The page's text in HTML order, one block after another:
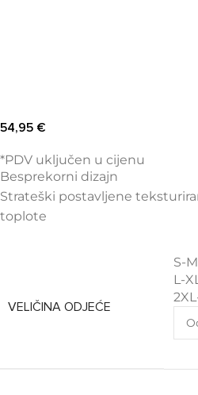
54,95 €
*PDV uključen u cijenu
Besprekorni dizajn
Strateški postavljene
toplote
VELIČINA ODJEĆE
S-M
L-